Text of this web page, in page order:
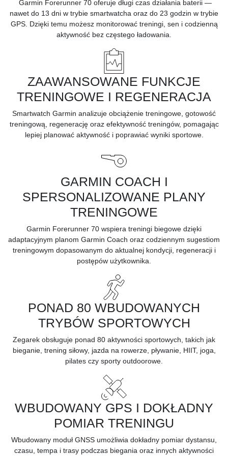
Garmin Forerunner 70 oferuje długi czas działania baterii —
nawet do 13 dni w trybie smartwatcha oraz do 23 godzin w trybie
GPS. Dzięki temu możesz monitorować treningi, sen i codzienną
aktywność bez częstego ładowania.
ZAAWANSOWANE FUNKCJE
TRENINGOWE I REGENERACJA
Smartwatch Garmin analizuje obciążenie treningowe, gotowość
treningową, regenerację oraz efektywność treningów, pomagając
lepiej planować aktywność i poprawiać wyniki sportowe.
GARMIN COACH I
SPERSONALIZOWANE PLANY
TRENINGOWE
Garmin Forerunner 70 wspiera treningi biegowe dzięki
adaptacyjnym planom Garmin Coach oraz codziennym sugestiom
treningowym dopasowanym do aktualnej kondycji, regeneracji i
postępów użytkownika.
PONAD 80 WBUDOWANYCH
TRYBÓW SPORTOWYCH
Zegarek obsługuje ponad 80 aktywności sportowych, takich jak
bieganie, trening siłowy, jazda na rowerze, pływanie, HIIT, joga,
pilates czy sporty outdoorowe.
WBUDOWANY GPS I DOKŁADNY
POMIAR TRENINGU
Wbudowany moduł GNSS umożliwia dokładny pomiar dystansu,
czasu, tempa i trasy podczas biegania oraz innych aktywności